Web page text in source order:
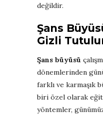
değildir.
Şans
Gizli
Şans büyüsü
dönemlerinden
farklı ve karmaşık
biri özel olarak
yöntemler,